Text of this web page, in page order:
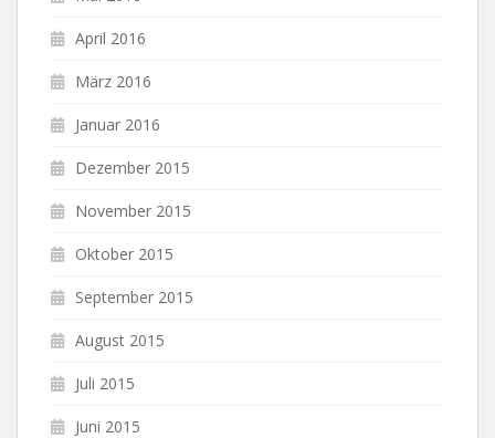
April 2016
März 2016
Januar 2016
Dezember 2015
November 2015
Oktober 2015
September 2015
August 2015
Juli 2015
Juni 2015